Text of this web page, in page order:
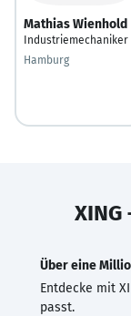
Mathias Wienhold
Industriemechaniker
Hamburg
Über eine
Entdecke mit
passt.